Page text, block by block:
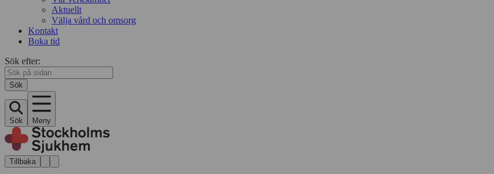
Aktuellt
Välja vård och omsorg
Kontakt
Boka tid
Sök efter:
Sök
Sök Meny
Tillbaka